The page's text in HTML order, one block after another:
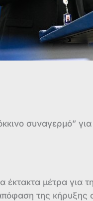
συναγερμό”
έκτακτα μέτρα για
της κήρυξης